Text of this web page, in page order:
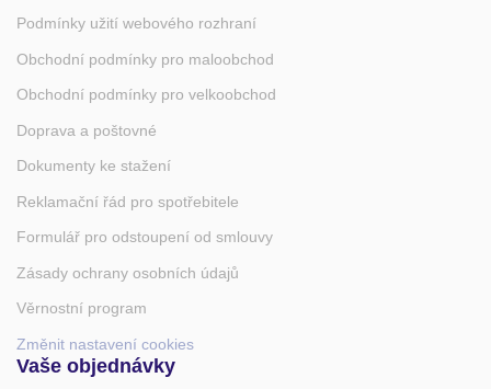
Podmínky užití webového rozhraní
Obchodní podmínky pro maloobchod
Obchodní podmínky pro velkoobchod
Doprava a poštovné
Dokumenty ke stažení
Reklamační řád pro spotřebitele
Formulář pro odstoupení od smlouvy
Zásady ochrany osobních údajů
Věrnostní program
Změnit nastavení cookies
Vaše objednávky